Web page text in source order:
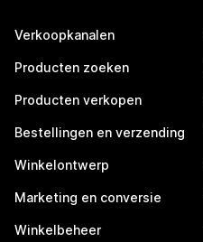
Verkoopkanalen
Producten zoeken
Producten verkopen
Bestellingen en verzending
Winkelontwerp
Marketing en conversie
Winkelbeheer